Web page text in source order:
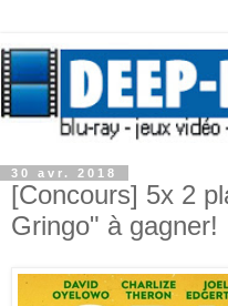
30 avr. 2018
[Concours] 5x 2
Gringo" à gagner!